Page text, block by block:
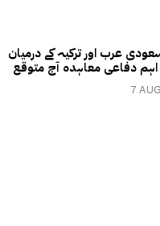
عرب اور ترکیہ کے درمیان
دفاعی معاہدہ آج متوقع
7